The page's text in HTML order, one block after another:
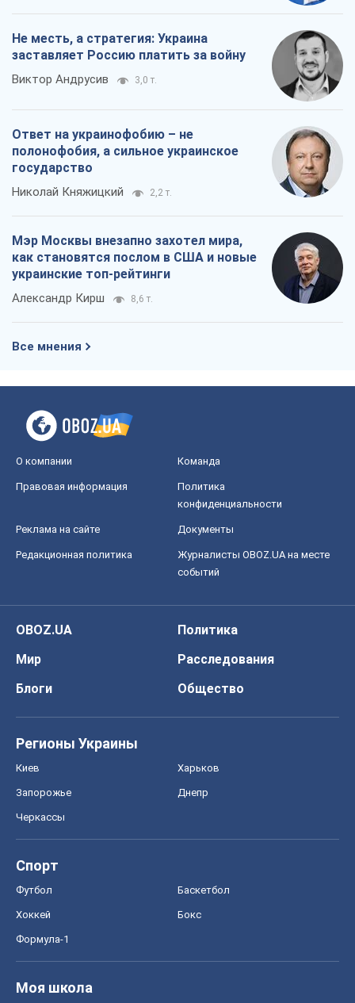
Не месть, а стратегия: Украина
заставляет Россию платить за войну
Виктор Андрусив 3,0 т.
Ответ на украинофобию – не
полонофобия, а сильное украинское
государство
Николай Княжицкий 2,2 т.
Мэр Москвы внезапно захотел мира,
как становятся послом в США и новые
украинские топ-рейтинги
Александр Кирш 8,6 т.
Все мнения
О компании Команда
Правовая информация
Политика
конфиденциальности
Реклама на сайте Документы
Редакционная политика
Журналисты OBOZ.UA на месте
событий
OBOZ.UA
Политика
Мир
Расследования
Блоги
Общество
Регионы Украины
Киев Харьков
Запорожье Днепр
Черкассы
Спорт
Футбол Баскетбол
Хоккей Бокс
Формула-1
Моя школа